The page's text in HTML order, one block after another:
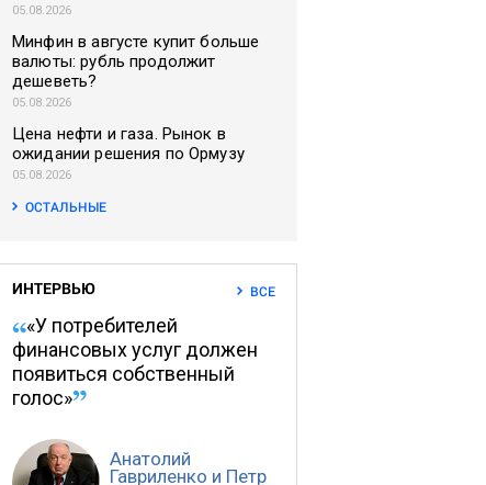
05.08.2026
Минфин в августе купит больше
валюты: рубль продолжит
дешеветь?
05.08.2026
Цена нефти и газа. Рынок в
ожидании решения по Ормузу
05.08.2026
ОСТАЛЬНЫЕ
ИНТЕРВЬЮ ВСЕ
«У потребителей
финансовых услуг должен
появиться собственный
голос»
Анатолий
Гавриленко и Петр